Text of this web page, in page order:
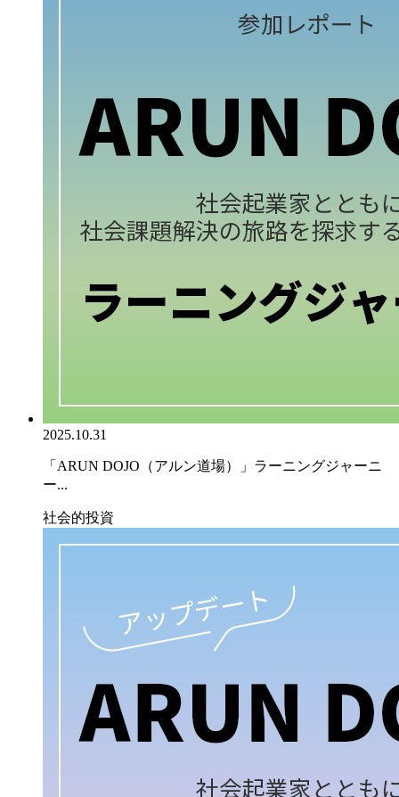
2025.10.31
「ARUN DOJO（アルン道場）」ラーニングジャーニ
ー...
社会的投資